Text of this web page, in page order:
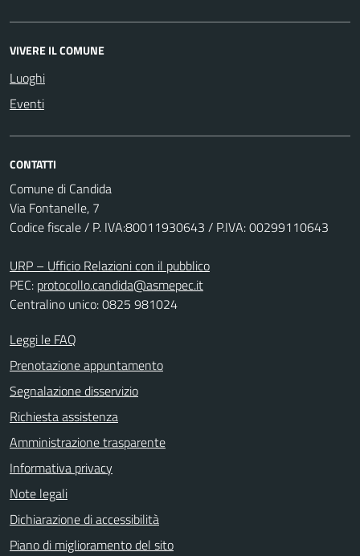
VIVERE IL COMUNE
Luoghi
Eventi
CONTATTI
Comune di Candida
Via Fontanelle, 7
Codice fiscale / P. IVA:80011930643 / P.IVA: 00299110643
URP – Ufficio Relazioni con il pubblico
PEC: protocollo.candida@asmepec.it
Centralino unico: 0825 981024
Leggi le FAQ
Prenotazione appuntamento
Segnalazione disservizio
Richiesta assistenza
Amministrazione trasparente
Informativa privacy
Note legali
Dichiarazione di accessibilità
Piano di miglioramento del sito